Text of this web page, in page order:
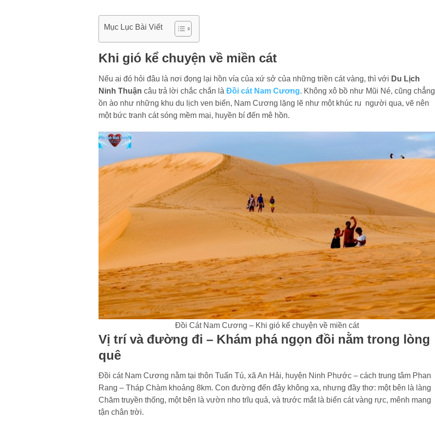
Mục Lục Bài Viết
Khi gió kể chuyện về miền cát
Nếu ai đó hỏi đâu là nơi đọng lại hồn vía của xứ sở của những triền cát vàng, thì với Du Lịch
Ninh Thuận câu trả lời chắc chắn là Đồi cát Nam Cương. Không xô bồ như Mũi Né, cũng chẳng
ồn ào như những khu du lịch ven biển, Nam Cương lặng lẽ như một khúc ru người qua, vẽ nên
một bức tranh cát sóng mềm mại, huyền bí đến mê hồn.
Đồi Cát Nam Cương – Khi gió kể chuyện về miền cát
Vị trí và đường đi – Khám phá ngọn đồi nằm trong lòng
quê
Đồi cát Nam Cương nằm tại thôn Tuấn Tú, xã An Hải, huyện Ninh Phước – cách trung tâm Phan
Rang – Tháp Chàm khoảng 8km. Con đường đến đây không xa, nhưng đầy thơ: một bên là làng
Chăm truyền thống, một bên là vườn nho trĩu quả, và trước mắt là biển cát vàng rực, mênh mang
tận chân trời.